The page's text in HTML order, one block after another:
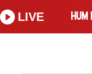
HUM
LIVE